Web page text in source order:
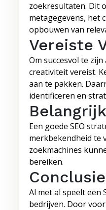
zoekresultaten. Dit
metagegevens, het
opbouwen van
Vereiste
Om succesvol te
creativiteit vereist.
aan te pakken.
identificeren en
Een goede SEO
merkbekendheid te
zoekmachines
bereiken.
Conclusie
Al met al speelt een
bedrijven. Door